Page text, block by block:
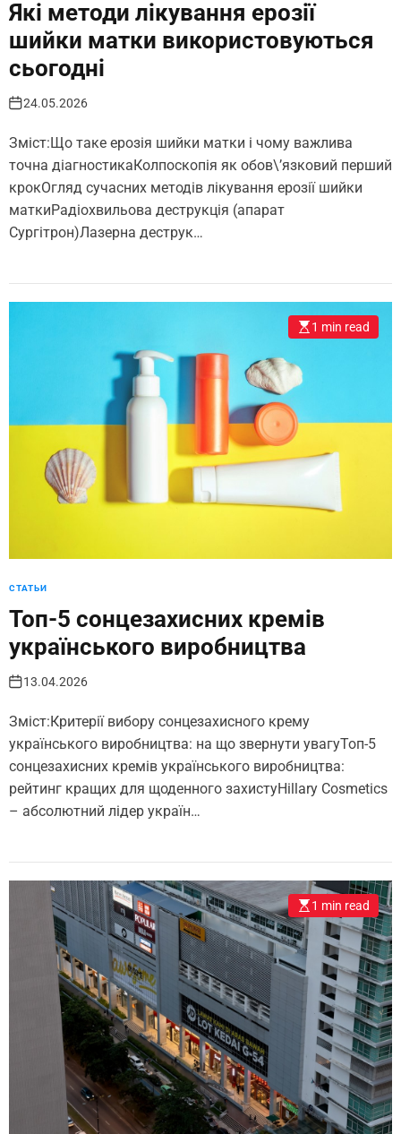
Які методи лікування ерозії
шийки матки використовуються
сьогодні
24.05.2026
Зміст:Що таке ерозія шийки матки і чому важлива
точна діагностикаКолпоскопія як обов\’язковий перший
крокОгляд сучасних методів лікування ерозії шийки
маткиРадіохвильова деструкція (апарат
Сургітрон)Лазерна деструк…
1 min read
СТАТЬИ
Топ-5 сонцезахисних кремів
українського виробництва
13.04.2026
Зміст:Критерії вибору сонцезахисного крему
українського виробництва: на що звернути увагуТоп-5
сонцезахисних кремів українського виробництва:
рейтинг кращих для щоденного захистуHillary Cosmetics
– абсолютний лідер україн…
1 min read